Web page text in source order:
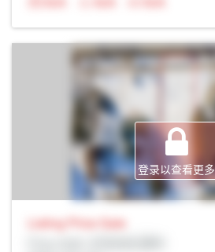
登录以查看更多
Listing Price Sale